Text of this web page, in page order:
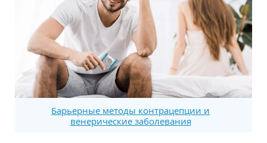
Барьерные методы контрацепции и
венерические заболевания